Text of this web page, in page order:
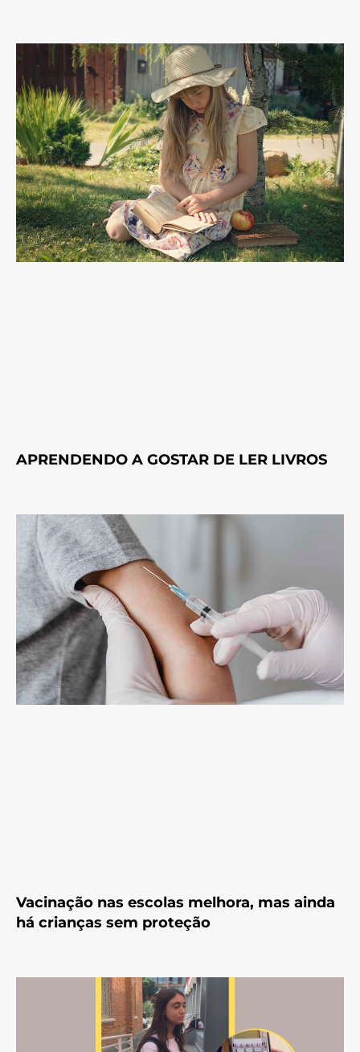
APRENDENDO A GOSTAR DE LER LIVROS
Vacinação nas escolas melhora, mas ainda
há crianças sem proteção